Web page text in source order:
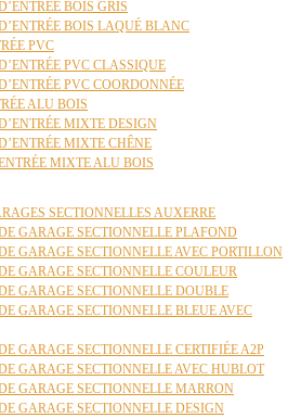
BOIS GRIS
BOIS LAQUÉ BLANC
PVC
PVC CLASSIQUE
PVC COORDONNÉE
ALU BOIS
MIXTE DESIGN
MIXTE CHÊNE
MIXTE ALU BOIS
SECTIONNELLES AUXERRE
GARAGE SECTIONNELLE PLAFOND
GARAGE SECTIONNELLE AVEC PORTILLON
GARAGE SECTIONNELLE COULEUR
GARAGE SECTIONNELLE DOUBLE
GARAGE SECTIONNELLE BLEUE AVEC
GARAGE SECTIONNELLE CERTIFIÉE A2P
GARAGE SECTIONNELLE AVEC HUBLOT
GARAGE SECTIONNELLE MARRON
GARAGE SECTIONNELLE DESIGN